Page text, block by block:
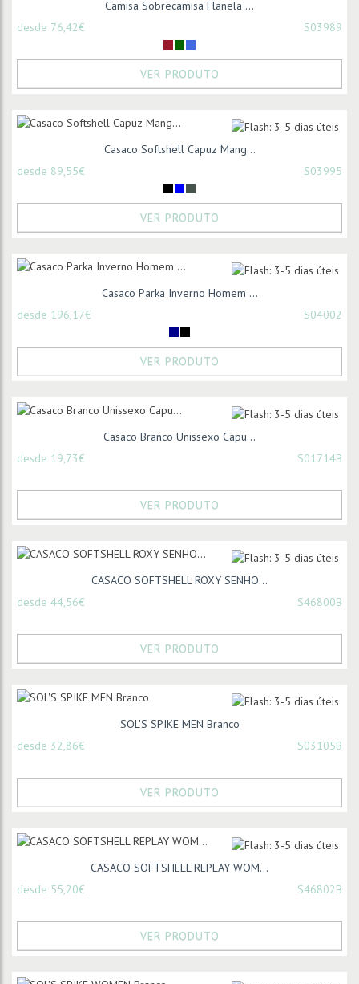
Camisa Sobrecamisa Flanela ...
desde 76,42€
S03989
VER PRODUTO
Casaco Softshell Capuz Mang...
desde 89,55€
S03995
VER PRODUTO
Casaco Parka Inverno Homem ...
desde 196,17€
S04002
VER PRODUTO
Casaco Branco Unissexo Capu...
desde 19,73€
S01714B
VER PRODUTO
CASACO SOFTSHELL ROXY SENHO...
desde 44,56€
S46800B
VER PRODUTO
SOL'S SPIKE MEN Branco
desde 32,86€
S03105B
VER PRODUTO
CASACO SOFTSHELL REPLAY WOM...
desde 55,20€
S46802B
VER PRODUTO